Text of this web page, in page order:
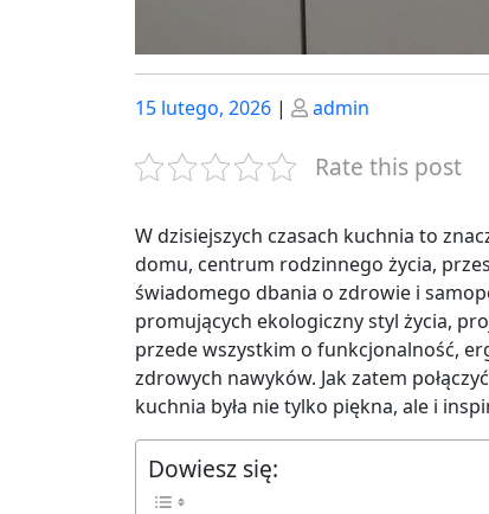
Posted
15 lutego, 2026 | Posted
admin
Rate this post
W dzisiejszych czasach kuchnia to
domu, centrum rodzinnego życia,
świadomego dbania o zdrowie i
promujących ekologiczny styl życia,
przede wszystkim o funkcjonalność,
zdrowych nawyków. Jak zatem
kuchnia była nie tylko piękna, ale i
Dowiesz się: